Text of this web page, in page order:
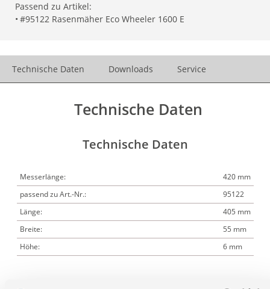
Passend zu Artikel:
• #95122 Rasenmäher Eco Wheeler 1600 E
Technische Daten Downloads Service
Technische Daten
Technische Daten
Messerlänge:
420 mm
passend zu Art.-Nr.:
95122
Länge:
405 mm
Breite:
55 mm
Höhe:
6 mm